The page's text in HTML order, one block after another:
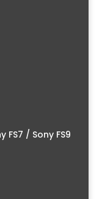
FS7 / Sony FS9